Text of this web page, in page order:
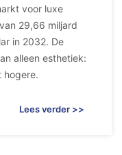
voor luxe
29,66 miljard
in 2032. De
alleen esthetiek:
hogere.
Lees verder >>